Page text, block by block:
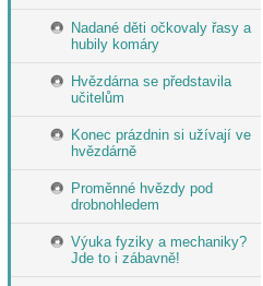
Nadané děti očkovaly řasy a
hubily komáry
Hvězdárna se představila
učitelům
Konec prázdnin si užívají ve
hvězdárně
Proměnné hvězdy pod
drobnohledem
Výuka fyziky a mechaniky?
Jde to i zábavně!